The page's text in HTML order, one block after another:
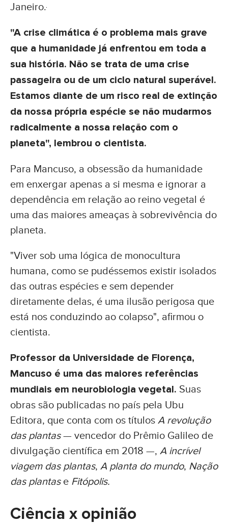
Janeiro.
"A crise climática é o problema mais grave
que a humanidade já enfrentou em toda a
sua história. Não se trata de uma crise
passageira ou de um ciclo natural superável.
Estamos diante de um risco real de extinção
da nossa própria espécie se não mudarmos
radicalmente a nossa relação com o
planeta", lembrou o cientista.
Para Mancuso, a obsessão da humanidade
em enxergar apenas a si mesma e ignorar a
dependência em relação ao reino vegetal é
uma das maiores ameaças à sobrevivência do
planeta.
"Viver sob uma lógica de monocultura
humana, como se pudéssemos existir isolados
das outras espécies e sem depender
diretamente delas, é uma ilusão perigosa que
está nos conduzindo ao colapso", afirmou o
cientista.
Professor da Universidade de Florença,
Mancuso é uma das maiores referências
mundiais em neurobiologia vegetal. Suas
obras são publicadas no país pela Ubu
Editora, que conta com os títulos A revolução
das plantas— vencedor do Prêmio Galileo de
divulgação científica em 2018 —, A incrível
viagem das plantas, A planta do mundo, Nação
das plantase Fitópolis.
Ciência x opinião